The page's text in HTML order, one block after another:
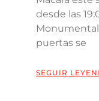
desde las
Monumental
puertas se
SEGUIR